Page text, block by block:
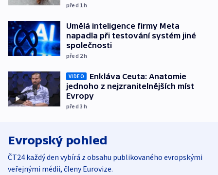
před 1h
Umělá inteligence firmy Meta
napadla při testování systém jiné
společnosti
před 2h
VIDEO
Enkláva Ceuta: Anatomie
jednoho z nejzranitelnějších míst
Evropy
před 3h
Evropský pohled
ČT24 každý den vybírá z obsahu publikovaného evropskými
veřejnými médii, členy Eurovize.